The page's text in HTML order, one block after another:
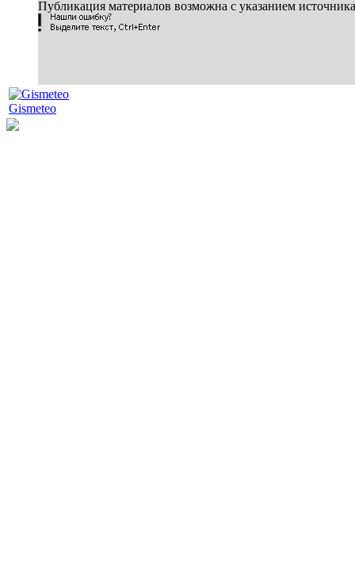
Публикация материалов возможна с указанием
Gismeteo